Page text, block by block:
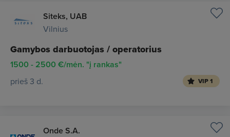
Siteks, UAB
Vilnius
Gamybos darbuotojas / operatorius
1500 - 2500 €/mėn. "į rankas"
prieš 3 d. VIP 1
Onde S.A.